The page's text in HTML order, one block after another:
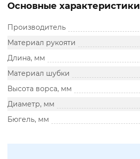
Основные характеристики
Производитель
Материал рукояти
Длина, мм
Материал шубки
Высота ворса, мм
Диаметр, мм
Бюгель, мм